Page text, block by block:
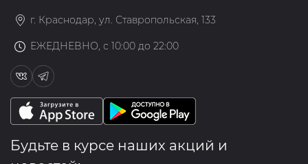
г. Краснодар, ул. Ставропольская, 133
ЕЖЕДНЕВНО, с 10:00 до 22:00
Будьте в курсе наших акций и